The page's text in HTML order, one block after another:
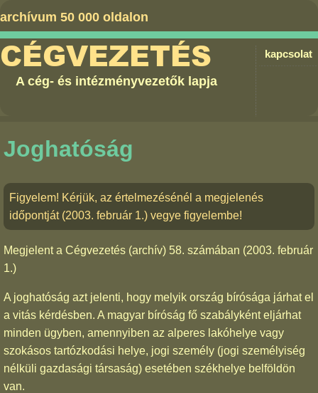
archívum 50 000 oldalon
kapcsolat
CÉGVEZETÉS
A cég- és intézményvezetők lapja
Joghatóság
Figyelem! Kérjük, az értelmezésénél a megjelenés
időpontját (2003. február 1.) vegye figyelembe!
Megjelent a Cégvezetés (archív) 58. számában (2003. február
1.)
A joghatóság azt jelenti, hogy melyik ország bírósága járhat el
a vitás kérdésben. A magyar bíróság fő szabályként eljárhat
minden ügyben, amennyiben az alperes lakóhelye vagy
szokásos tartózkodási helye, jogi személy (jogi személyiség
nélküli gazdasági társaság) esetében székhelye belföldön
van.